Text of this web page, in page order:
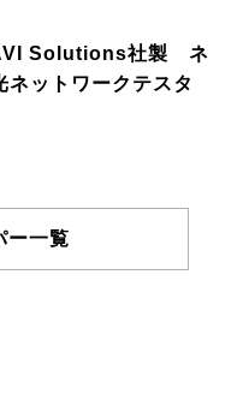
Solutions社製 ネ
ットワークテスタ
ー一覧